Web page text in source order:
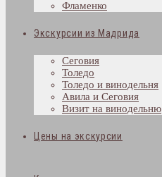
Фламенко
Экскурсии из Мадрида
Сеговия
Толедо
Толедо и винодельня
Авила и Сеговия
Визит на винодельню
Цены на экскурсии